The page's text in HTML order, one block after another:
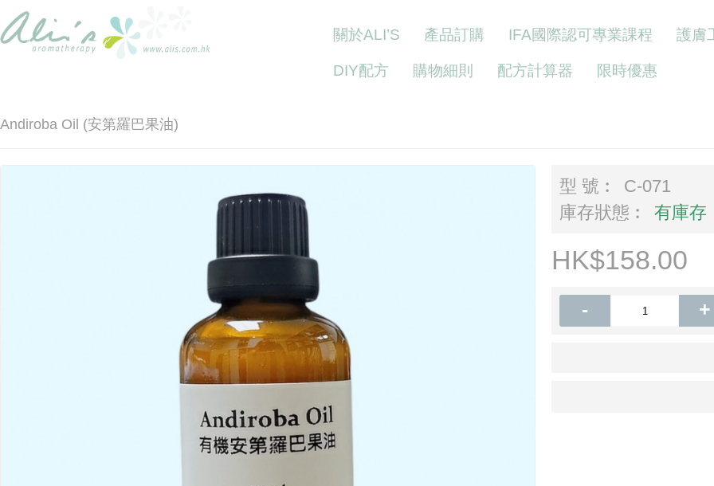
關於ALI’S 產品訂購 IFA國際認可專業課程 護膚
DIY配方 購物細則 配方計算器 限時優惠
Andiroba Oil (安第羅巴果油)
型 號︰
C-071
庫存狀態︰
有庫存
HK$158.00
- +